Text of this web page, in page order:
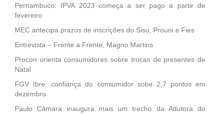
Pernambuco: IPVA 2023 começa a ser pago a partir de
fevereiro
MEC antecipa prazos de inscrições do Sisu, Prouni e Fies
Entrevista – Frente a Frente, Magno Martins
Procon orienta consumidores sobre trocas de presentes de
Natal
FGV Ibre: confiança do consumidor sobe 2,7 pontos em
dezembro
Paulo Câmara inaugura mais um trecho da Adutora do